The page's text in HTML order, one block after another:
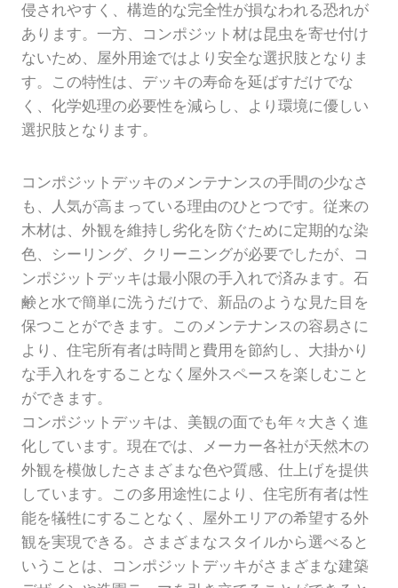
侵されやすく、構造的な完全性が損なわれる恐れが
あります。一方、コンポジット材は昆虫を寄せ付け
ないため、屋外用途ではより安全な選択肢となりま
す。この特性は、デッキの寿命を延ばすだけでな
く、化学処理の必要性を減らし、より環境に優しい
選択肢となります。
コンポジットデッキのメンテナンスの手間の少なさ
も、人気が高まっている理由のひとつです。従来の
木材は、外観を維持し劣化を防ぐために定期的な染
色、シーリング、クリーニングが必要でしたが、コ
ンポジットデッキは最小限の手入れで済みます。石
鹸と水で簡単に洗うだけで、新品のような見た目を
保つことができます。このメンテナンスの容易さに
より、住宅所有者は時間と費用を節約し、大掛かり
な手入れをすることなく屋外スペースを楽しむこと
ができます。
コンポジットデッキは、美観の面でも年々大きく進
化しています。現在では、メーカー各社が天然木の
外観を模倣したさまざまな色や質感、仕上げを提供
しています。この多用途性により、住宅所有者は性
能を犠牲にすることなく、屋外エリアの希望する外
観を実現できる。さまざまなスタイルから選べると
いうことは、コンポジットデッキがさまざまな建築